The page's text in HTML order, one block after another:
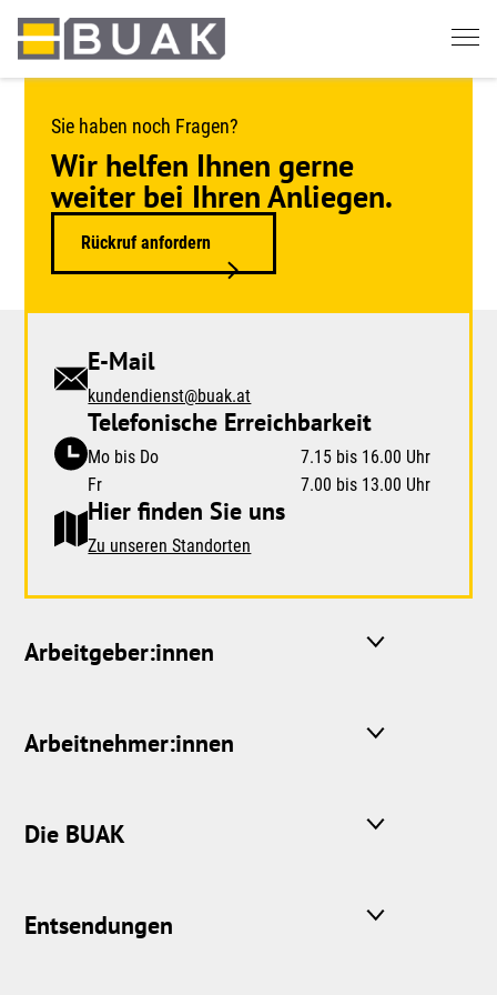
Springe
zum
Sie haben noch Fragen?
Wir helfen Ihnen gerne
weiter bei Ihren Anliegen.
Rückruf anfordern
E-Mail
kundendienst@buak.at
Telefonische Erreichbarkeit
Mo bis Do
7.15 bis 16.00 Uhr
Fr
7.00 bis 13.00 Uhr
Hier finden Sie uns
Zu unseren Standorten
Arbeitgeber:innen
Arbeitnehmer:innen
Die BUAK
Entsendungen